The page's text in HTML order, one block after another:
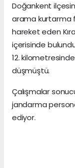
Doğankent
arama kurtarma
hareket eden
içerisinde
12.
düşmüştü.
Çalışmalar
jandarma
ediyor.